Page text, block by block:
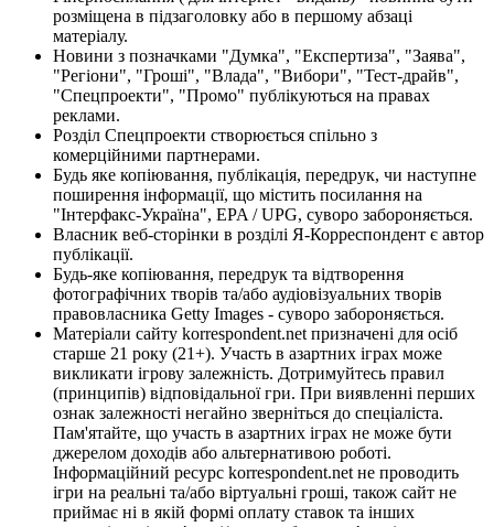
розміщена в підзаголовку або в першому абзаці
матеріалу.
Новини з позначками "Думка", "Експертиза", "Заява",
"Регіони", "Гроші", "Влада", "Вибори", "Тест-драйв",
"Спецпроекти", "Промо" публікуються на правах
реклами.
Розділ Спецпроекти створюється спільно з
комерційними партнерами.
Будь яке копіювання, публікація, передрук, чи наступне
поширення інформації, що містить посилання на
"Інтерфакс-Україна", EPA / UPG, суворо забороняється.
Власник веб-сторінки в розділі Я-Корреспондент є автор
публікації.
Будь-яке копіювання, передрук та відтворення
фотографічних творів та/або аудіовізуальних творів
правовласника Getty Images - суворо забороняється.
Матеріали сайту korrespondent.net призначені для осіб
старше 21 року (21+). Участь в азартних іграх може
викликати ігрову залежність. Дотримуйтесь правил
(принципів) відповідальної гри. При виявленні перших
ознак залежності негайно зверніться до спеціаліста.
Пам'ятайте, що участь в азартних іграх не може бути
джерелом доходів або альтернативою роботі.
Інформаційний ресурс korrespondent.net не проводить
ігри на реальні та/або віртуальні гроші, також сайт не
приймає ні в якій формі оплату ставок та інших